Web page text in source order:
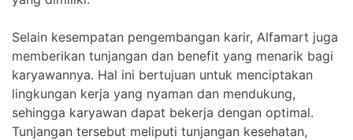
Selain kesempatan pengembangan karir, Alfamart juga
memberikan tunjangan dan benefit yang menarik bagi
karyawannya. Hal ini bertujuan untuk menciptakan
lingkungan kerja yang nyaman dan mendukung,
sehingga karyawan dapat bekerja dengan optimal.
Tunjangan tersebut meliputi tunjangan kesehatan,